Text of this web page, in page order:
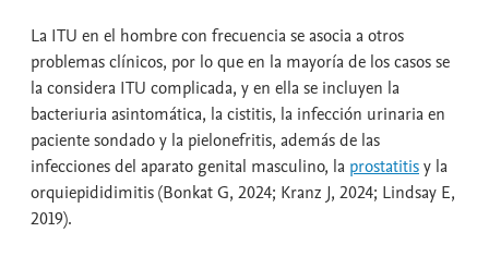
La ITU en el hombre con frecuencia se asocia a otros
problemas clínicos, por lo que en la mayoría de los casos se
la considera ITU complicada, y en ella se incluyen la
bacteriuria asintomática, la cistitis, la infección urinaria en
paciente sondado y la pielonefritis, además de las
infecciones del aparato genital masculino, la prostatitisy la
orquiepididimitis (Bonkat G, 2024; Kranz J, 2024; Lindsay E,
2019).